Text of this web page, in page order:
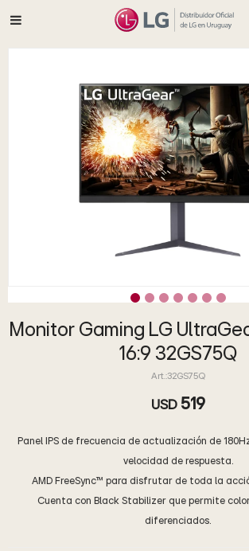

Monitor Gaming LG
16:9 32GS75Q
32GS75Q
USD 519
Panel IPS de frecuencia de actualización de
velocidad de respuesta.
AMD FreeSync™ para disfrutar de toda la
Cuenta con Black Stabilizer que permite
diferenciados.